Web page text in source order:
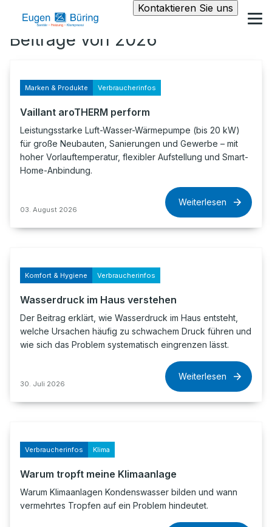
Kontaktieren Sie uns
Beiträge von 2026
Marken & Produkte Verbraucherinfos
Vaillant aroTHERM perform
Leistungsstarke Luft-Wasser-Wärmepumpe (bis 20 kW)
für große Neubauten, Sanierungen und Gewerbe – mit
hoher Vorlauftemperatur, flexibler Aufstellung und Smart-
Home-Anbindung.
03. August 2026
Weiterlesen
Komfort & Hygiene Verbraucherinfos
Wasserdruck im Haus verstehen
Der Beitrag erklärt, wie Wasserdruck im Haus entsteht,
welche Ursachen häufig zu schwachem Druck führen und
wie sich das Problem systematisch eingrenzen lässt.
30. Juli 2026
Weiterlesen
Verbraucherinfos Klima
Warum tropft meine Klimaanlage
Warum Klimaanlagen Kondenswasser bilden und wann
vermehrtes Tropfen auf ein Problem hindeutet.